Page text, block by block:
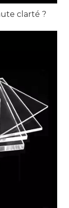
clarté ?